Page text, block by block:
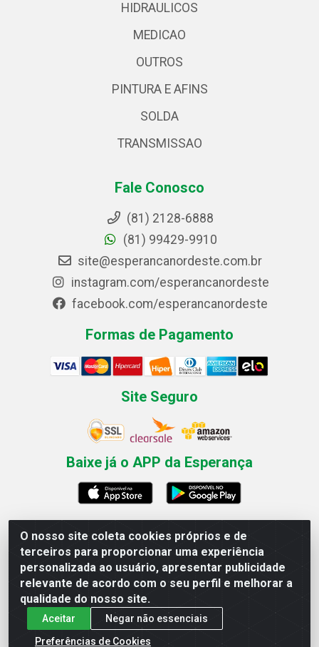
O nosso site coleta cookies próprios e de
terceiros para proporcionar uma experiência
personalizada ao usuário, apresentar publicidade
relevante de acordo com o seu perfil e melhorar a
qualidade do nosso site.
Aceitar
Negar não essenciais
Preferências de Cookies
HIDRAULICOS
MEDICAO
OUTROS
PINTURA E AFINS
SOLDA
TRANSMISSAO
Fale Conosco
(81) 2128-6888
(81) 99429-9910
site@esperancanordeste.com.br
instagram.com/esperancanordeste
facebook.com/esperancanordeste
Formas de Pagamento
Site Seguro
Baixe já o APP da Esperança
Esperança Nordeste - Rua Professor Caldas Filho, 291 -
Estância - Recife / PE CEP: 50771-335 - CNPJ
03.666.136/0001-23